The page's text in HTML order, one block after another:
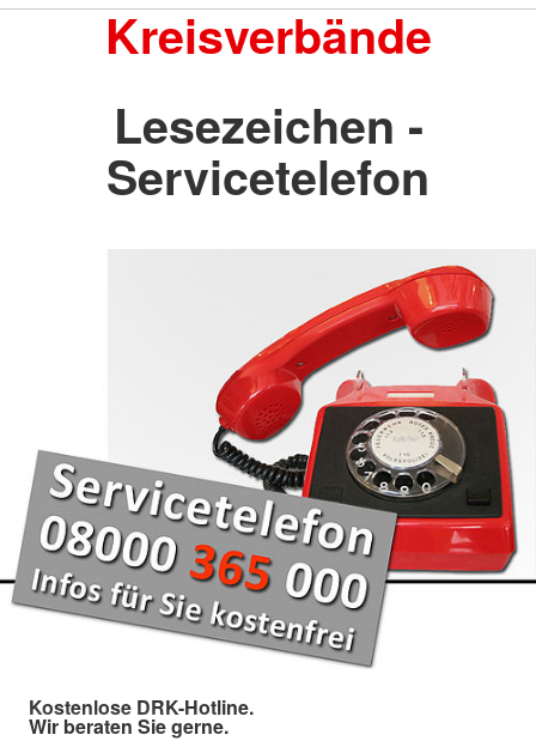
Kreisverbände
Lesezeichen -
Servicetelefon
Kostenlose DRK-Hotline.
Wir beraten Sie gerne.